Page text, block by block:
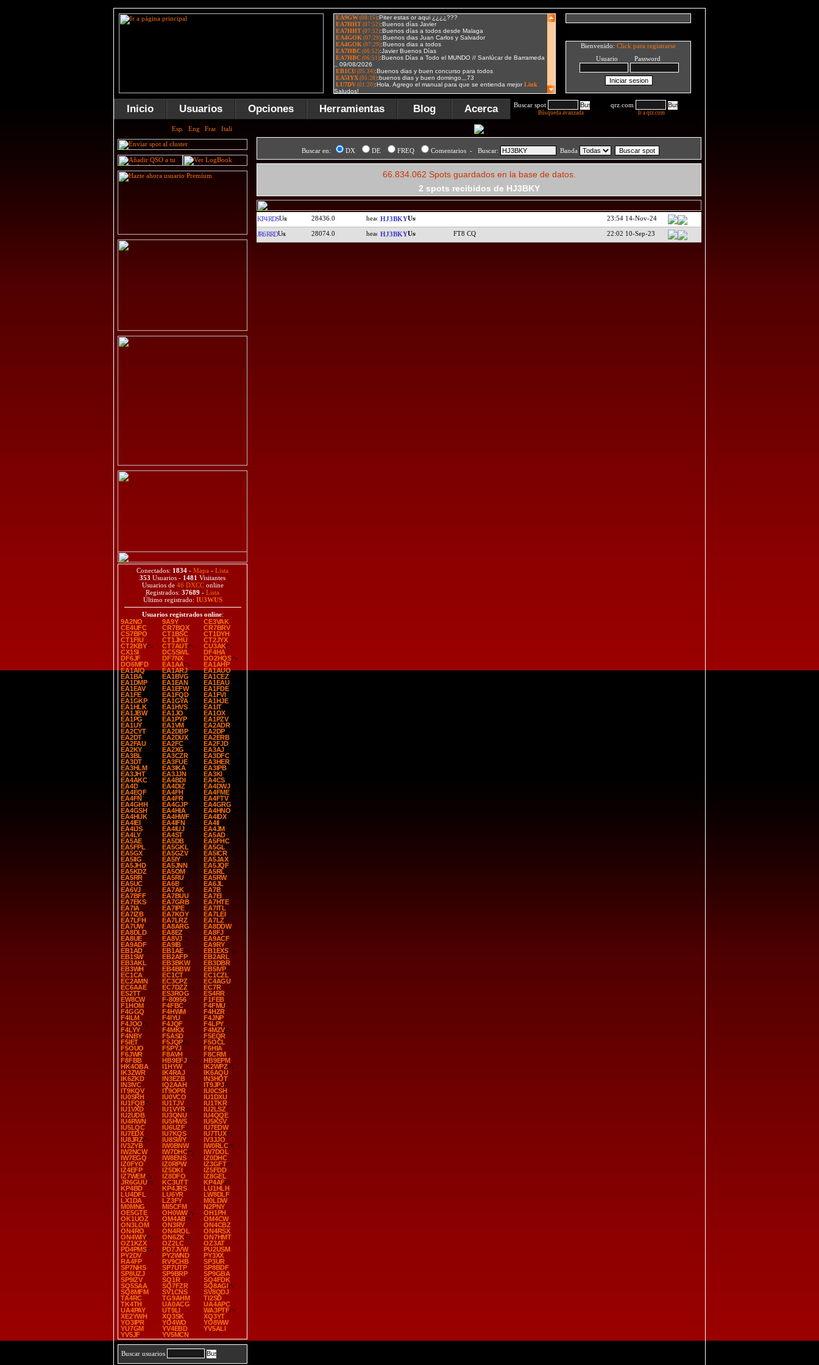
Bienvenido: Click para registrarse
Usuario Password
Inicio Usuarios Opciones Herramientas Blog Acerca Buscar spot
Búsqueda avanzada
qrz.com
Ir a qrz.com
Conectados: 1834 - Mapa - Lista
353 Usuarios - 1481 Visitantes
Usuarios de 46 DXCConline
Registrados: 37689 - Lista
Último registrado: IU3WUS
Usuarios registrados online:
9A2NO
9A9Y
CE3VAK
CE4UFC
CR7BQX
CR7BRV
CS7BPO
CT1BSC
CT1DYH
CT1FIU
CT1JHU
CT2JYX
CT2KBY
CT7AUT
CU3AK
CX1SI
DC5SWL
DF4HA
DF6JF
DF7NX
DO2HQS
DO6MFD
EA1AA
EA1AHP
EA1AIQ
EA1ARJ
EA1AUO
EA1BA
EA1BVG
EA1CEZ
EA1DMP
EA1EAN
EA1EAU
EA1EAV
EA1EFW
EA1FDE
EA1FE
EA1FQD
EA1FVI
EA1GKP
EA1GYA
EA1HJE
EA1HLK
EA1HVS
EA1IT
EA1JBW
EA1JO
EA1OX
EA1PG
EA1PYP
EA1PZV
EA1UY
EA1VM
EA2ADR
EA2CYT
EA2DBP
EA2DP
EA2DT
EA2DUX
EA2ERB
EA2FAU
EA2FC
EA2FJD
EA2KY
EA2XG
EA3AJ
EA3BL
EA3CZR
EA3DFC
EA3DT
EA3FUE
EA3HER
EA3HLM
EA3IKA
EA3IPB
EA3JHT
EA3JJN
EA3KI
EA4AKC
EA4BDI
EA4CS
EA4D
EA4DIZ
EA4DWJ
EA4EQF
EA4FH
EA4FME
EA4FN
EA4FR
EA4FTV
EA4GHH
EA4GJP
EA4GRG
EA4GSH
EA4HIA
EA4HNO
EA4HUK
EA4HWF
EA4IDX
EA4IEI
EA4IFN
EA4II
EA4IJS
EA4IUJ
EA4JM
EA4LY
EA4ST
EA5AD
EA5AE
EA5DB
EA5FHC
EA5FPL
EA5GKL
EA5GL
EA5GX
EA5GZV
EA5ICR
EA5IIG
EA5IY
EA5JAX
EA5JHD
EA5JNN
EA5JQF
EA5KDZ
EA5OM
EA5RL
EA5RR
EA5RU
EA5RW
EA5UC
EA6B
EA6JL
EA6VJ
EA7AK
EA7B
EA7BFF
EA7BUU
EA7EI
EA7EKS
EA7GRB
EA7HTE
EA7IA
EA7IPE
EA7ITL
EA7IZB
EA7KOY
EA7LEI
EA7LFH
EA7LRZ
EA7LZ
EA7UW
EA8ARG
EA8DDW
EA8DLD
EA8EZ
EA8FJ
EA8UE
EA8VJ
EA9ACF
EA9ADF
EA9IB
EA9RY
EB1AD
EB1AE
EB1EXS
EB1SW
EB2AFP
EB2ARL
EB3AKL
EB3BKW
EB3DBR
EB3WH
EB4BBW
EB5IVP
EC1CA
EC1CT
EC1CZL
EC2AMN
EC3CPZ
EC4AGU
EC6AAE
EC7DZZ
EC7R
ES2TT
ES3ROG
ES4RR
EW8CW
F-80956
F1FEB
F1HOM
F4FBC
F4FMU
F4GGQ
F4HWM
F4HZR
F4ILM
F4IYU
F4JNP
F4JOO
F4JQF
F4LPY
F4LYY
F4MKX
F4MZV
F4NBY
F5ASD
F5EQR
F5IET
F5JQP
F5OCL
F5OUO
F5PYJ
F6HIA
F6JWR
F8AVH
F8CRM
F8FBB
HB9EFJ
HB9EPM
HK4OBA
I1HYW
IK2WPZ
IK3ZWR
IK4RAJ
IK6AQU
IK6ZKD
IN3EZB
IN3HOT
IN3IVC
IQ2AAH
IT9JPJ
IT9KQV
IT9OPR
IU0CSH
IU0SRH
IU0VCO
IU1DXU
IU1FQB
IU1TJV
IU1TKR
IU1VXD
IU1VYR
IU2LSZ
IU2UDB
IU3QNU
IU4QQE
IU4RWN
IU5HWS
IU5KSV
IU5LQC
IU6UZF
IU7EDW
IU7EDX
IU7KQS
IU7TUX
IU8JRZ
IU8SWY
IV3JJO
IV3ZYB
IW0BNW
IW0RLC
IW2NCW
IW7DHC
IW7DOL
IW7EGQ
IW8ENS
IZ0DHC
IZ0FYO
IZ0RPW
IZ3GFT
IZ4EFP
IZ5DKI
IZ5FDD
IZ7WEM
IZ8DFO
IZ8GEL
JR6GUU
KC3UTT
KP4AF
KP4BD
KP4JRS
LU1HLH
LU4DFL
LU6YR
LW8DLF
LX1DA
LZ3FY
M0LDW
M0MNG
MI5CFM
N2PNY
OE5GTE
OH0WW
OH1PH
OK1UOZ
OM4AB
OM4CW
ON3LOM
ON3RV
ON4CBZ
ON4RO
ON4ROL
ON4RSX
ON4WIY
ON6ZK
ON7HMT
OZ1KZX
OZ2LC
OZ3AT
PD4PMS
PD7JVW
PU2USM
PY2DV
PY2WND
PY3XX
RA4FP
RV9CHB
SP3UR
SP7NHS
SP7UTP
SP8BDF
SP8UZJ
SP9BRP
SP9GBA
SP9IZV
SQ1R
SQ4FDK
SQ5SAA
SQ7FZR
SQ8AGI
SQ8MFM
SV1CNS
SV8QDJ
TA4RC
TG9AHM
TI2SD
TK4TH
UA0ACG
UA4APC
UA4PAY
UT9LI
WA3PTF
XE2YWH
XQ3SK
XQ3YT
YO3IPR
YO4WO
YO8WW
YU7GM
YV4EBD
YV5ALI
YV5JF
YV5MCN
Buscar usuarios
Buscar en: DX DE FREQ Comentarios - Buscar: Banda
66.834.062 Spots guardados en la base de datos.
2 spots recibidos de HJ3BKY
KP4RDS 28436.0 HJ3BKY 23:54 14-Nov-24
JR6RRD 28074.0 HJ3BKY FT8 CQ 22:02 10-Sep-23